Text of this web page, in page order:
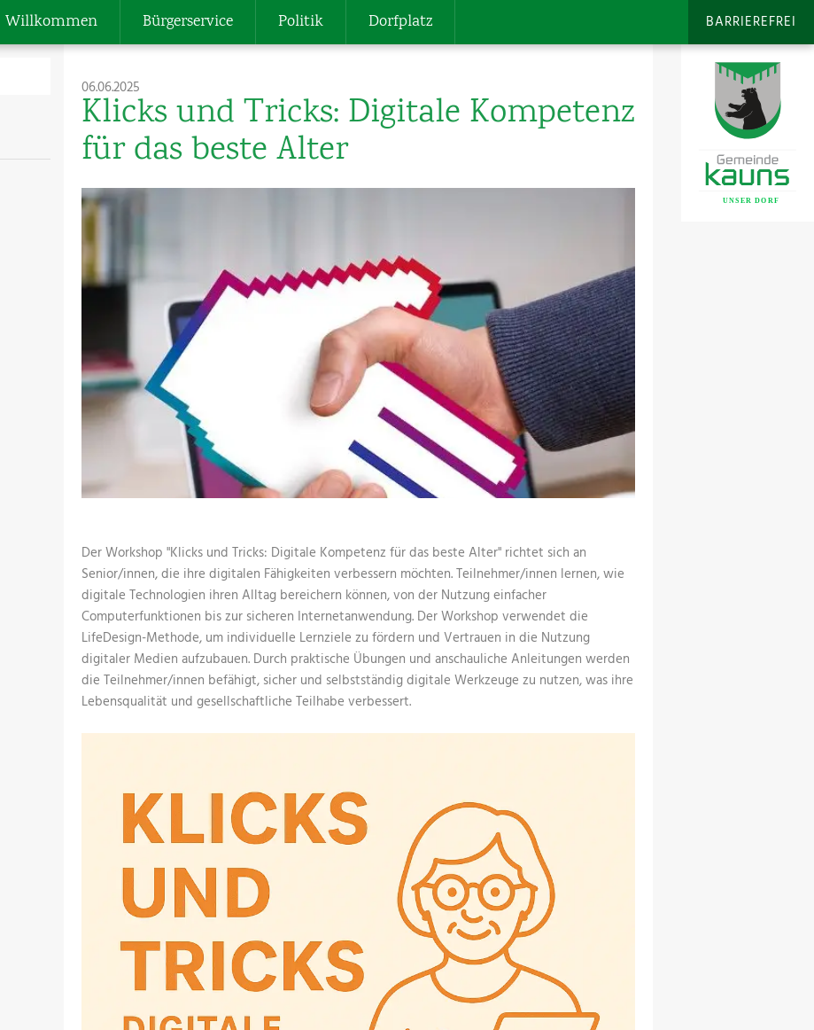
Willkommen Bürgerservice Politik Dorfplatz BARRIEREFREI
06.06.2025
Klicks und Tricks: Digitale Kompetenz
für das beste Alter
Der Workshop "Klicks und Tricks: Digitale Kompetenz für das beste Alter" richtet sich an
Senior/innen, die ihre digitalen Fähigkeiten verbessern möchten. Teilnehmer/innen lernen, wie
digitale Technologien ihren Alltag bereichern können, von der Nutzung einfacher
Computerfunktionen bis zur sicheren Internetanwendung. Der Workshop verwendet die
LifeDesign-Methode, um individuelle Lernziele zu fördern und Vertrauen in die Nutzung
digitaler Medien aufzubauen. Durch praktische Übungen und anschauliche Anleitungen werden
die Teilnehmer/innen befähigt, sicher und selbstständig digitale Werkzeuge zu nutzen, was ihre
Lebensqualität und gesellschaftliche Teilhabe verbessert.